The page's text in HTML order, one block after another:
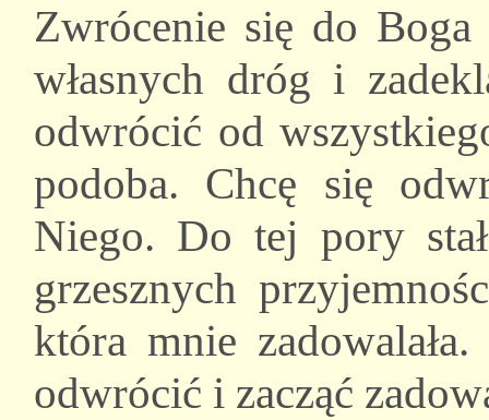
Zwrócenie się do Boga
własnych dróg i
odwrócić od
podoba. Chcę się
Niego. Do tej pory
grzesznych
która mnie
odwrócić i zacząć